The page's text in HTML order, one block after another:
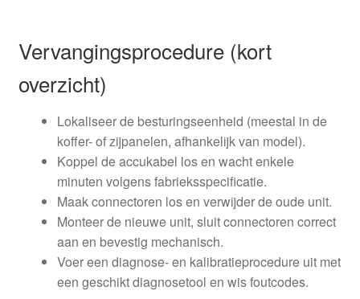
Vervangingsprocedure (kort
overzicht)
Lokaliseer de besturingseenheid (meestal in de
koffer- of zijpanelen, afhankelijk van model).
Koppel de accukabel los en wacht enkele
minuten volgens fabrieksspecificatie.
Maak connectoren los en verwijder de oude unit.
Monteer de nieuwe unit, sluit connectoren correct
aan en bevestig mechanisch.
Voer een diagnose- en kalibratieprocedure uit met
een geschikt diagnosetool en wis foutcodes.